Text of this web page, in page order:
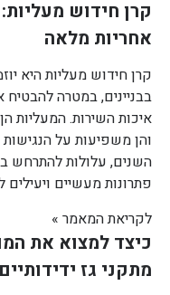
קרן חידוש
אחריות מלאה
קרן חידוש מעליות היא
בבניינים, במטרה
איכות השירות. המעליות
והן משפיעות על הנגישות
השנים, עלולות להתרחש
פתרונות מעשיים
לקריאת המאמר »
כיצד למצוא את
מתקני גז